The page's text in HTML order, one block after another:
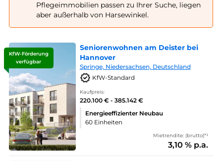
Pflegeimmobilien passen zu Ihrer Suche, liegen
aber außerhalb von Harsewinkel.
KfW-Förderung
verfügbar
Seniorenwohnen am Deister bei
Hannover
Springe, Niedersachsen, Deutschland
KfW-Standard
Kaufpreis:
220.100 € - 385.142 €
Energieeffizienter Neubau
60 Einheiten
Mietrendite: (brutto)*¹
3,10 % p.a.